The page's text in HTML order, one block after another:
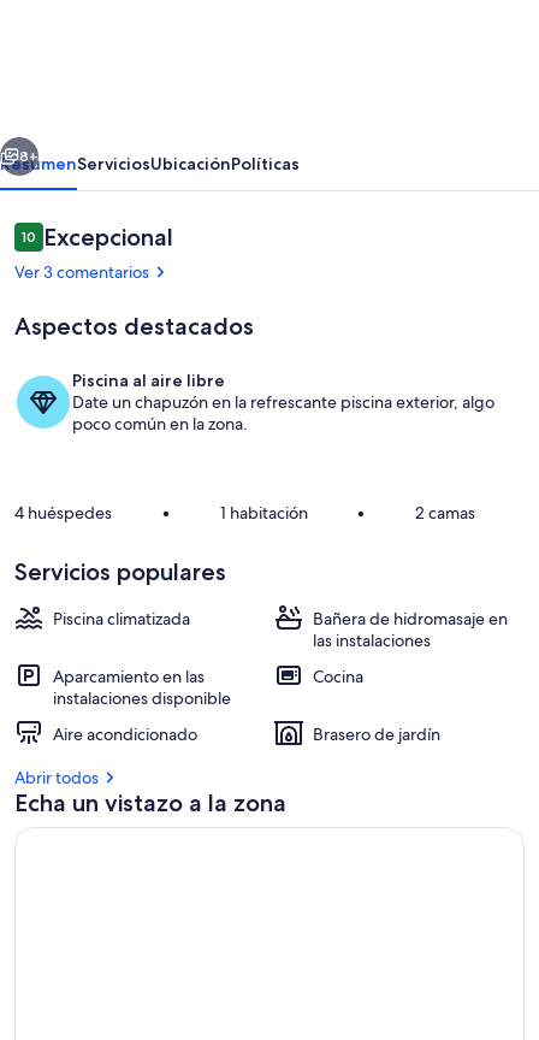
Lure
in
Rumbling
Bald
Restaurante al aire libre
Siguiente
8+
ResumenServiciosUbicaciónPolíticas
Comentarios
1010 de 10
Excepcional
Ver 3 comentarios
Aspectos destacados
Piscina al aire libre
Date un chapuzón en la refrescante piscina exterior, algo
poco común en la zona.
4 huéspedes • 1 habitación • 2 camas
Servicios populares
Piscina climatizada
Bañera de hidromasaje en
las instalaciones
Aparcamiento en las
instalaciones disponible
Cocina
Aire acondicionado
Brasero de jardín
Abrir todos
Echa un vistazo a la zona